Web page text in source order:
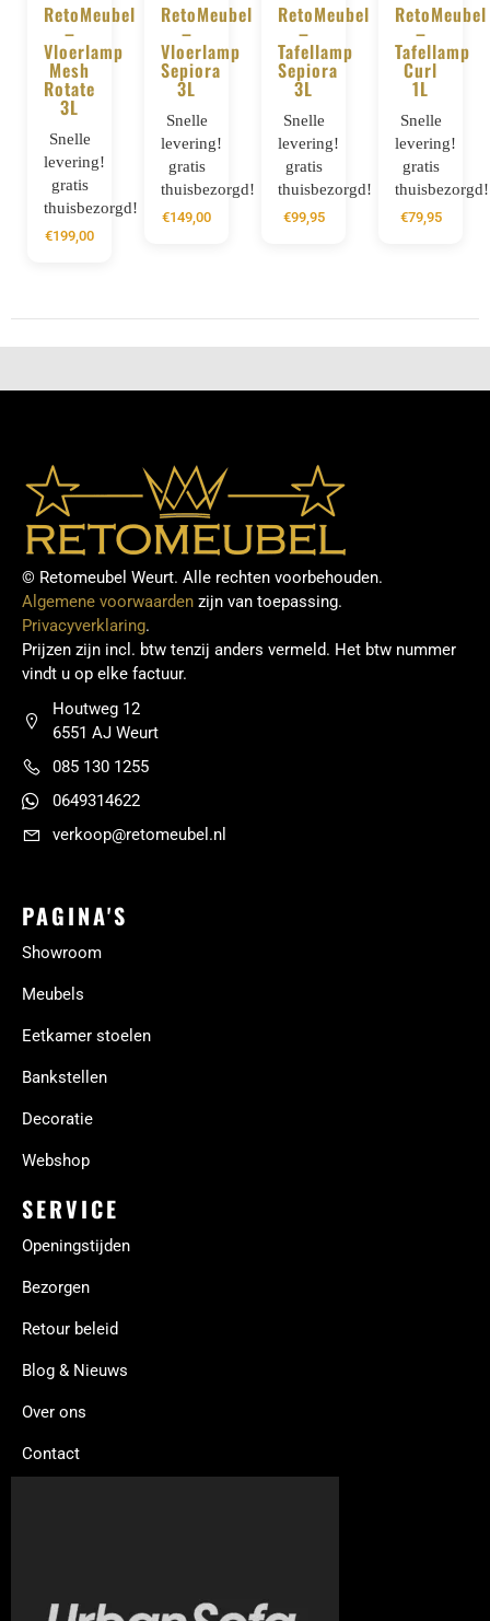
BESTELLEN
RetoMeubel
–
Vloerlamp
Mesh
Rotate
3L
Snelle
levering!
gratis
thuisbezorgd!
€199,00
BESTELLEN
RetoMeubel
–
Vloerlamp
Sepiora
3L
Snelle
levering!
gratis
thuisbezorgd!
€149,00
BESTELLEN
RetoMeubel
–
Tafellamp
Sepiora
3L
Snelle
levering!
gratis
thuisbezorgd!
€99,95
BESTELLEN
RetoMeubel
–
Tafellamp
Curl
1L
Snelle
levering!
gratis
thuisbezorgd!
€79,95
© Retomeubel Weurt. Alle rechten voorbehouden.
Algemene voorwaarden zijn van toepassing.
Privacyverklaring.
Prijzen zijn incl. btw tenzij anders vermeld. Het btw nummer
vindt u op elke factuur.
Houtweg 12
6551 AJ Weurt
085 130 1255
0649314622
verkoop@retomeubel.nl
PAGINA'S
Showroom
Meubels
Eetkamer stoelen
Bankstellen
Decoratie
Webshop
SERVICE
Openingstijden
Bezorgen
Retour beleid
Blog & Nieuws
Over ons
Contact